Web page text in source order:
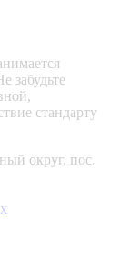
забудьте
стандарту
округ, пос.